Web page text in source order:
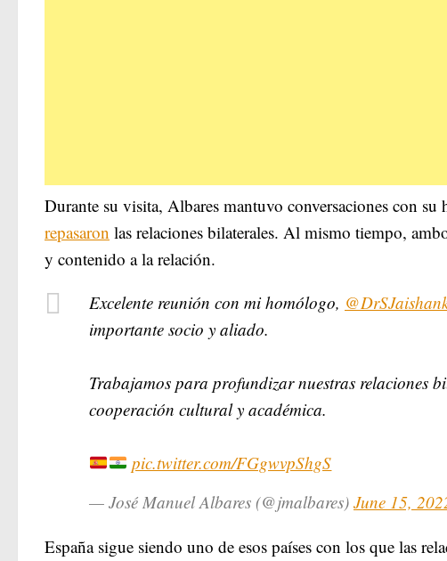
Durante su visita, Albares mantuvo conversaciones con
repasaron las relaciones bilaterales. Al mismo tiempo,
y contenido a la relación.
Excelente reunión con mi homólogo,
importante socio y aliado.
Trabajamos para profundizar nuestras relaciones
cooperación cultural y académica.
pic.twitter.com/FGgwvpShgS
— José Manuel Albares (@jmalbares) June 15,
España sigue siendo uno de esos países con los que las